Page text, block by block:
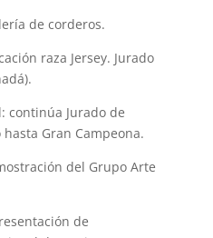
de corderos.
raza Jersey. Jurado
continúa Jurado de
Gran Campeona.
del Grupo Arte
de